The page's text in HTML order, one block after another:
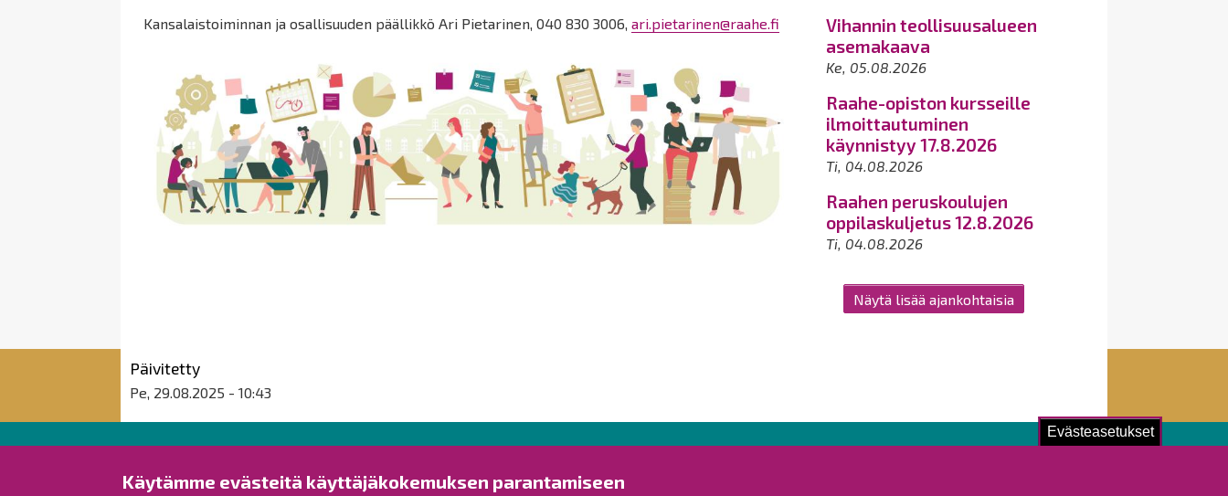
Evästeasetukset
Käytämme evästeitä käyttäjäkokemuksen parantamiseen
Kansalaistoiminnan ja osallisuuden päällikkö Ari Pietarinen, 040 830 3006, ari.pietarinen@raahe.fi
Vihannin teollisuusalueen
asemakaava
Ke, 05.08.2026
Raahe-opiston kursseille
ilmoittautuminen
käynnistyy 17.8.2026
Ti, 04.08.2026
Raahen peruskoulujen
oppilaskuljetus 12.8.2026
Ti, 04.08.2026
Näytä lisää ajankohtaisia
Päivitetty
Pe, 29.08.2025 - 10:43
Raahen kaupunki Ota yhteyttä!